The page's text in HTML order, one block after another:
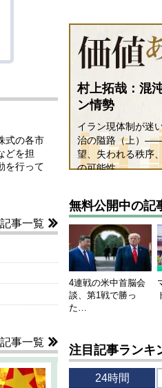
式の各市
どを担
を行って
記事一覧
記事一覧
村上拓哉：混
ン情勢
イラン現体制が迷
治の隘路（上）
望、失われる秩序
の可能性
無料公開中の記
4連戦の米中首脳会
談、第1戦で勝っ
た…
注目記事ランキ
24時間